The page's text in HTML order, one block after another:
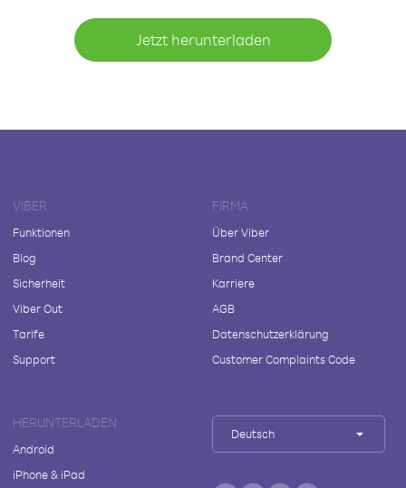
Jetzt herunterladen
VIBER
Funktionen
Blog
Sicherheit
Viber Out
Tarife
Support
FIRMA
Über Viber
Brand Center
Karriere
AGB
Datenschutzerklärung
Customer Complaints Code
HERUNTERLADEN
Android
iPhone & iPad
Deutsch